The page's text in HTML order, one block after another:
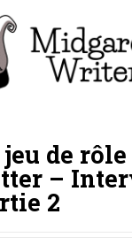
jeu de
–
2